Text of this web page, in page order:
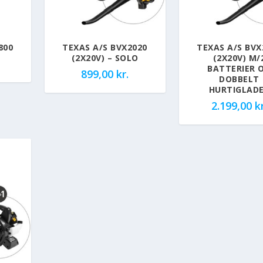
TEXAS A/S BVX2020
(2X20V) – SOLO
899,00 kr.
TEXAS A/S
(2X20V) M/
BATTERIER
DOBBELT
2.199,00